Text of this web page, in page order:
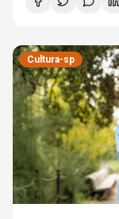
Cultura-sp